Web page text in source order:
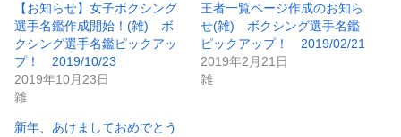
【お知らせ】女子ボクシング
選手名鑑作成開始！(雑) ボ
クシング選手名鑑ピックアッ
プ！ 2019/10/23
2019年10月23日
雑
王者一覧ページ作成のお知ら
せ(雑) ボクシング選手名鑑
ピックアップ！ 2019/02/21
2019年2月21日
雑
新年、あけましておめでとう